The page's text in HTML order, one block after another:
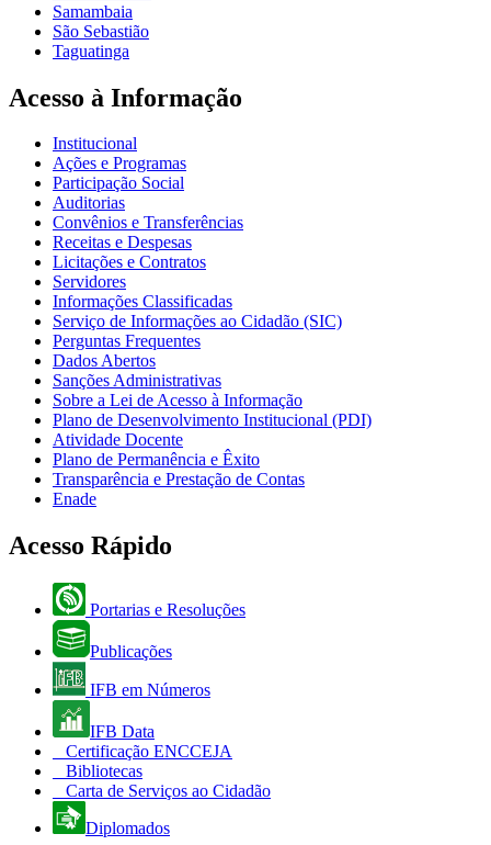
Samambaia
São Sebastião
Taguatinga
Acesso à Informação
Institucional
Ações e Programas
Participação Social
Auditorias
Convênios e Transferências
Receitas e Despesas
Licitações e Contratos
Servidores
Informações Classificadas
Serviço de Informações ao Cidadão (SIC)
Perguntas Frequentes
Dados Abertos
Sanções Administrativas
Sobre a Lei de Acesso à Informação
Plano de Desenvolvimento Institucional (PDI)
Atividade Docente
Plano de Permanência e Êxito
Transparência e Prestação de Contas
Enade
Acesso Rápido
Portarias e Resoluções
Publicações
IFB em Números
IFB Data
Certificação ENCCEJA
Bibliotecas
Carta de Serviços ao Cidadão
Diplomados